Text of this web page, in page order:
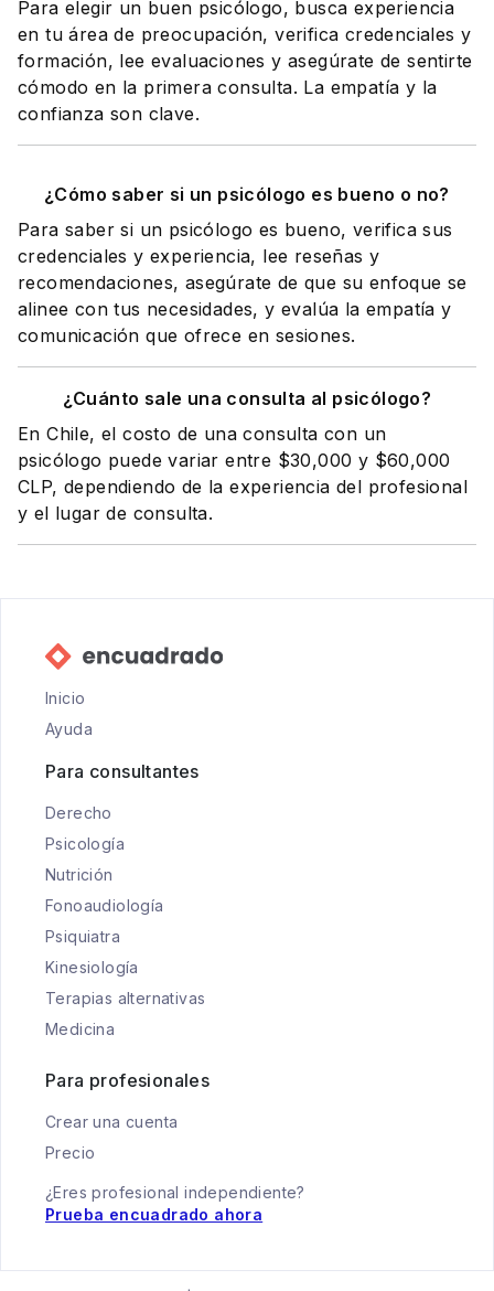
Para elegir un buen psicólogo, busca experiencia
en tu área de preocupación, verifica credenciales y
formación, lee evaluaciones y asegúrate de sentirte
cómodo en la primera consulta. La empatía y la
confianza son clave.
¿Cómo saber si un psicólogo es bueno o no?
Para saber si un psicólogo es bueno, verifica sus
credenciales y experiencia, lee reseñas y
recomendaciones, asegúrate de que su enfoque se
alinee con tus necesidades, y evalúa la empatía y
comunicación que ofrece en sesiones.
¿Cuánto sale una consulta al psicólogo?
En Chile, el costo de una consulta con un
psicólogo puede variar entre $30,000 y $60,000
CLP, dependiendo de la experiencia del profesional
y el lugar de consulta.
Inicio
Ayuda
Para consultantes
Derecho
Psicología
Nutrición
Fonoaudiología
Psiquiatra
Kinesiología
Terapias alternativas
Medicina
Para profesionales
Crear una cuenta
Precio
¿Eres profesional independiente?
Prueba encuadrado ahora